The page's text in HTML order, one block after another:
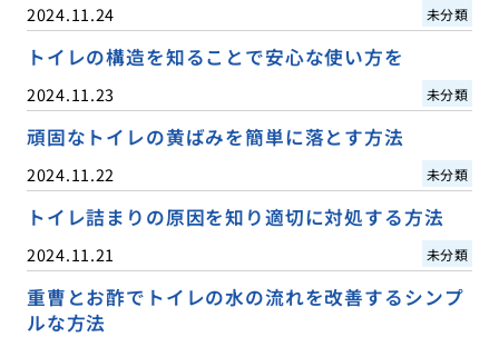
2024.11.24 未分類
トイレの構造を知ることで安心な使い方を
2024.11.23 未分類
頑固なトイレの黄ばみを簡単に落とす方法
2024.11.22 未分類
トイレ詰まりの原因を知り適切に対処する方法
2024.11.21 未分類
重曹とお酢でトイレの水の流れを改善するシンプ
ルな方法